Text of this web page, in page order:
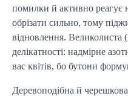
помилки й активно реагує
обрізати сильно, тому
відновлення. Великолиста
делікатності: надмірне
вас квітів, бо бутони
Деревоподібна й